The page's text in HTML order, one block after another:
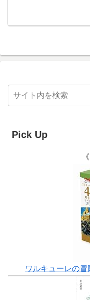
Pick Up
ワルキューレの